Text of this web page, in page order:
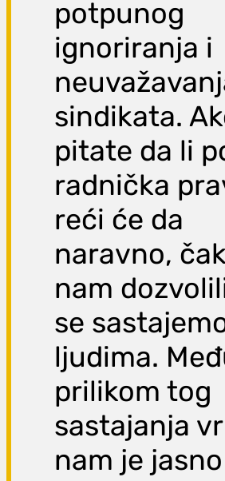
potpunog
ignoriranja i
sindikata.
pitate da li
radnička
reći će da
naravno,
nam
se
ljudima.
prilikom tog
sastajanja
nam je